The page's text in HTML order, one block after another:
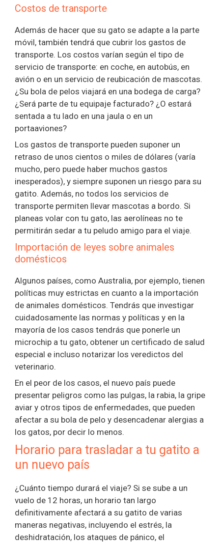
Costos de transporte
Además de hacer que su gato se adapte a la parte
móvil, también tendrá que cubrir los gastos de
transporte. Los costos varían según el tipo de
servicio de transporte: en coche, en autobús, en
avión o en un servicio de reubicación de mascotas.
¿Su bola de pelos viajará en una bodega de carga?
¿Será parte de tu equipaje facturado? ¿O estará
sentada a tu lado en una jaula o en un
portaaviones?
Los gastos de transporte pueden suponer un
retraso de unos cientos o miles de dólares (varía
mucho, pero puede haber muchos gastos
inesperados), y siempre suponen un riesgo para su
gatito. Además, no todos los servicios de
transporte permiten llevar mascotas a bordo. Si
planeas volar con tu gato, las aerolíneas no te
permitirán sedar a tu peludo amigo para el viaje.
Importación de leyes sobre animales
domésticos
Algunos países, como Australia, por ejemplo, tienen
políticas muy estrictas en cuanto a la importación
de animales domésticos. Tendrás que investigar
cuidadosamente las normas y políticas y en la
mayoría de los casos tendrás que ponerle un
microchip a tu gato, obtener un certificado de salud
especial e incluso notarizar los veredictos del
veterinario.
En el peor de los casos, el nuevo país puede
presentar peligros como las pulgas, la rabia, la gripe
aviar y otros tipos de enfermedades, que pueden
afectar a su bola de pelo y desencadenar alergias a
los gatos, por decir lo menos.
Horario para trasladar a tu gatito a
un nuevo país
¿Cuánto tiempo durará el viaje? Si se sube a un
vuelo de 12 horas, un horario tan largo
definitivamente afectará a su gatito de varias
maneras negativas, incluyendo el estrés, la
deshidratación, los ataques de pánico, el